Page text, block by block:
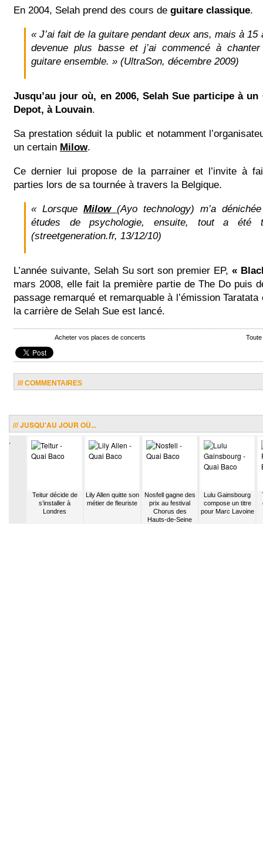
En 2004, Selah prend des cours de guitare classique.
« J’ai fait de la guitare pendant deux ans, mais à
devenue plus basse et j’ai commencé à
guitare ensemble. » (UltraSon, décembre 2009)
Jusqu’au jour où, en 2006, Selah Sue participe à un
Depot, à Louvain.
Sa prestation séduit la public et notamment
un certain Milow.
Ce dernier lui propose de la parrainer et l’invite à
parties lors de sa tournée à travers la Belgique.
« Lorsque Milow (Ayo technology) m’a
études de psychologie, ensuite, tout a été
(streetgeneration.fr, 13/12/10)
L’année suivante, Selah Su sort son premier EP, «
mars 2008, elle fait la première partie de The Do puis
passage remarqué et remarquable à l’émission
la carrière de Selah Sue est lancé.
Acheter vos places de concerts
/// COMMENTAIRES
/// JUSQU'AU JOUR OÙ...
.
Teitur décide de
s’installer à
Londres
Lily Allen quitte son
métier de fleuriste
Nosfell gagne des
prix au festival
Chorus des
Hauts-de-Seine
Lulu Gainsbourg
compose un titre
pour Marc Lavoine